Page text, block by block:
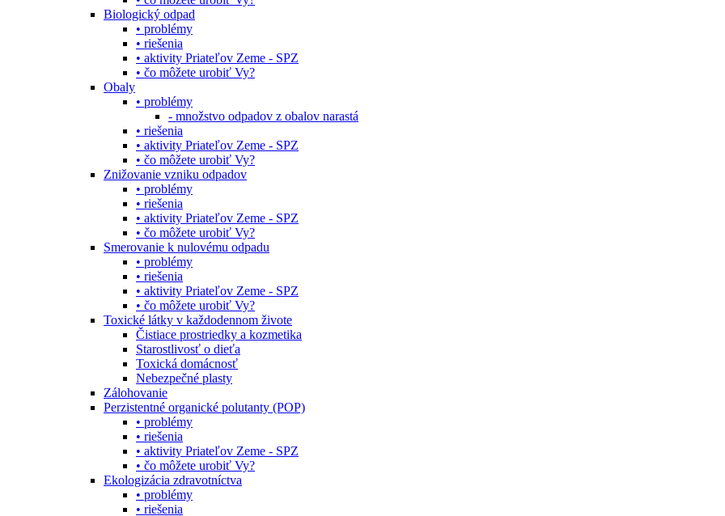
Biologický odpad
• problémy
• riešenia
• aktivity Priateľov Zeme - SPZ
• čo môžete urobiť Vy?
Obaly
• problémy
- množstvo odpadov z obalov narastá
• riešenia
• aktivity Priateľov Zeme - SPZ
• čo môžete urobiť Vy?
Znižovanie vzniku odpadov
• problémy
• riešenia
• aktivity Priateľov Zeme - SPZ
• čo môžete urobiť Vy?
Smerovanie k nulovému odpadu
• problémy
• riešenia
• aktivity Priateľov Zeme - SPZ
• čo môžete urobiť Vy?
Toxické látky v každodennom živote
Čistiace prostriedky a kozmetika
Starostlivosť o dieťa
Toxická domácnosť
Nebezpečné plasty
Zálohovanie
Perzistentné organické polutanty (POP)
• problémy
• riešenia
• aktivity Priateľov Zeme - SPZ
• čo môžete urobiť Vy?
Ekologizácia zdravotníctva
• problémy
• riešenia